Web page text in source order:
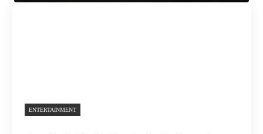
ENTERTAINMENT